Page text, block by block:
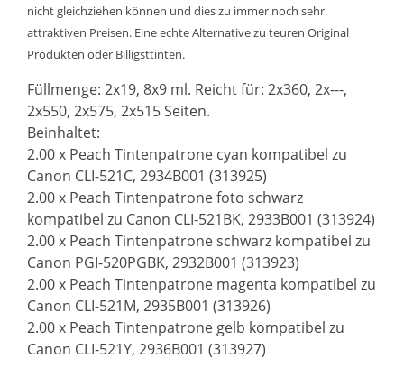
nicht gleichziehen können und dies zu immer noch sehr
attraktiven Preisen. Eine echte Alternative zu teuren Original
Produkten oder Billigsttinten.
Füllmenge: 2x19, 8x9 ml. Reicht für: 2x360, 2x---,
2x550, 2x575, 2x515 Seiten.
Beinhaltet:
2.00 x Peach Tintenpatrone cyan kompatibel zu
Canon CLI-521C, 2934B001 (313925)
2.00 x Peach Tintenpatrone foto schwarz
kompatibel zu Canon CLI-521BK, 2933B001 (313924)
2.00 x Peach Tintenpatrone schwarz kompatibel zu
Canon PGI-520PGBK, 2932B001 (313923)
2.00 x Peach Tintenpatrone magenta kompatibel zu
Canon CLI-521M, 2935B001 (313926)
2.00 x Peach Tintenpatrone gelb kompatibel zu
Canon CLI-521Y, 2936B001 (313927)